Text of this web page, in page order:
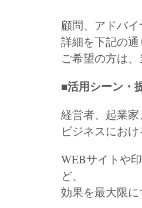
顧問、アドバ
詳細を下記の
ご希望の方は
■活用シーン・
経営者、起業
ビジネスにお
WEBサイトや
ど、
効果を最大限